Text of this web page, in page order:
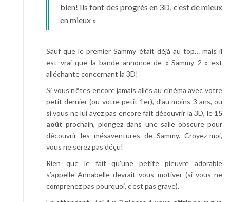
bien! Ils font des progrès en 3D, c’est de mieux
en mieux »
Sauf que le premier Sammy était déjà au top… mais il
est vrai que la bande annonce de « Sammy 2 » est
alléchante concernant la 3D!
Si vous n’êtes encore jamais allés au cinéma avec votre
petit dernier (ou votre petit 1er), d’au moins 3 ans, ou
si vous ne lui avez pas encore fait découvrir la 3D, le 15
août prochain, plongez dans une salle obscure pour
découvrir les mésaventures de Sammy. Croyez-moi,
vous ne serez pas déçu!
Rien que le fait qu’une petite pieuvre adorable
s’appelle Annabelle devrait vous motiver (si vous ne
comprenez pas pourquoi, c’est pas grave).